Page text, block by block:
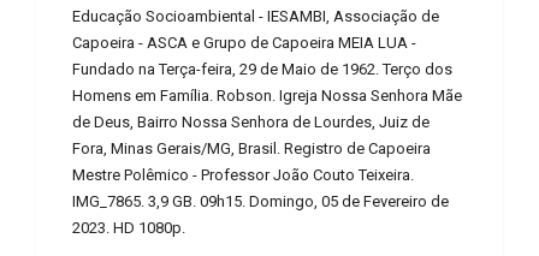
Educação Socioambiental - IESAMBI, Associação de
Capoeira - ASCA e Grupo de Capoeira MEIA LUA -
Fundado na Terça-feira, 29 de Maio de 1962. Terço dos
Homens em Família. Robson. Igreja Nossa Senhora Mãe
de Deus, Bairro Nossa Senhora de Lourdes, Juiz de
Fora, Minas Gerais/MG, Brasil. Registro de Capoeira
Mestre Polêmico - Professor João Couto Teixeira.
IMG_7865. 3,9 GB. 09h15. Domingo, 05 de Fevereiro de
2023. HD 1080p.